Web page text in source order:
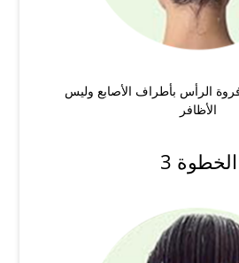
الرأس بأطراف الأصابع وليس
الأظافر
الخطوة 3